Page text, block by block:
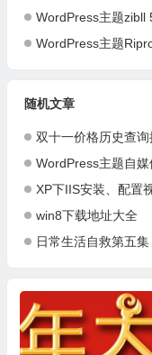
WordPress主题zibll
WordPress主题
随机文章
双十一价格历史查
WordPress主题自媒
XP下IIS安装、配置
win8下载地址大全
日常生活自救第五集